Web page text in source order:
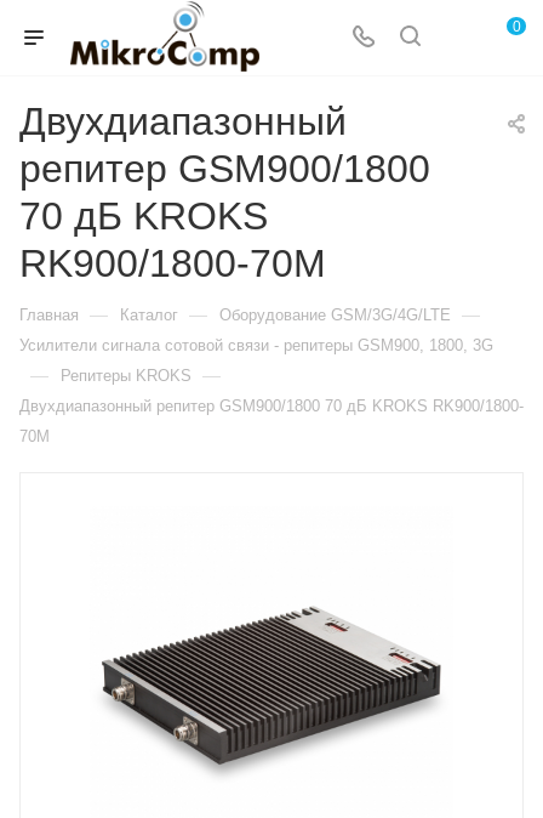
0
Двухдиапазонный
репитер GSM900/1800
70 дБ KROKS
RK900/1800-70M
Главная — Каталог — Оборудование GSM/3G/4G/LTE —
Усилители сигнала сотовой связи - репитеры GSM900, 1800, 3G
— Репитеры KROKS —
Двухдиапазонный репитер GSM900/1800 70 дБ KROKS RK900/1800-
70M